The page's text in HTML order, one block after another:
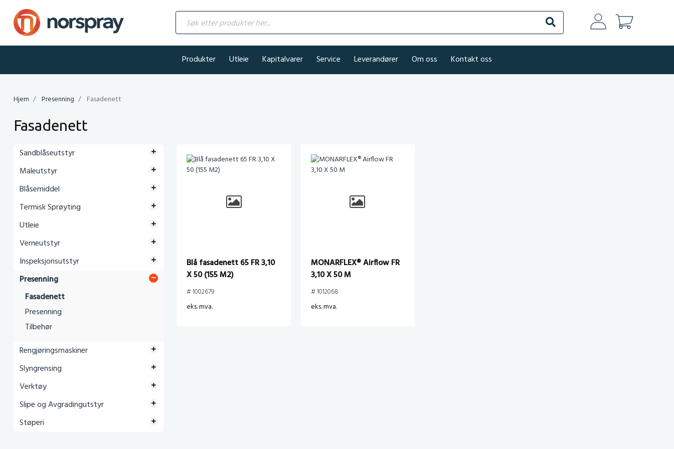
Søk etter produkter her...
Søk
Produkter
Utleie Kapitalvarer Service Leverandører Om oss Kontakt oss
Hjem Presenning Fasadenett
Fasadenett
Sandblåseutstyr
Maleutstyr
Blåsemiddel
Termisk Sprøyting
Utleie
Verneutstyr
Inspeksjonsutstyr
Presenning
Fasadenett
Presenning
Tilbehør
Rengjøringsmaskiner
Slyngrensing
Verktøy
Slipe og Avgradingutstyr
Støperi
Blå fasadenett 65 FR 3,10
X 50 (155 M2)
# 1002679
eks. mva.
MONARFLEX® Airflow FR
3,10 X 50 M
# 1012068
eks. mva.